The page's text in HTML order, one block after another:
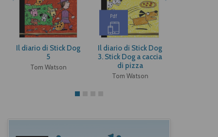
Il diario di Stick Dog
5
Tom Watson
Pdf
Il diario di Stick Dog
3. Stick Dog a caccia
di pizza
Tom Watson